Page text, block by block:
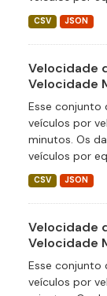
CSV JSON
Velocidade
Velocidade
Esse conjunto
veículos por
minutos. Os
veículos por
CSV JSON
Velocidade
Velocidade
Esse conjunto
veículos por